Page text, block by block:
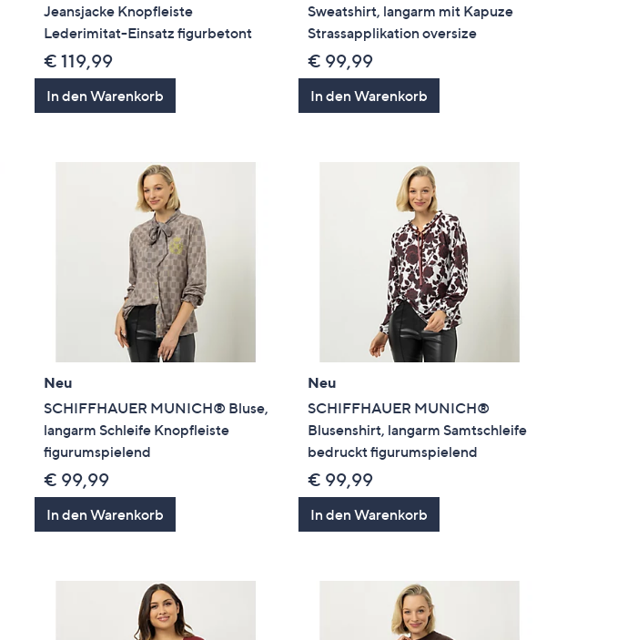
Jeansjacke Knopfleiste
Lederimitat-Einsatz figurbetont
€ 119,99
In den Warenkorb
Sweatshirt, langarm mit Kapuze
Strassapplikation oversize
€ 99,99
In den Warenkorb
Neu
SCHIFFHAUER MUNICH® Bluse,
langarm Schleife Knopfleiste
figurumspielend
€ 99,99
In den Warenkorb
Neu
SCHIFFHAUER MUNICH®
Blusenshirt, langarm Samtschleife
bedruckt figurumspielend
€ 99,99
In den Warenkorb